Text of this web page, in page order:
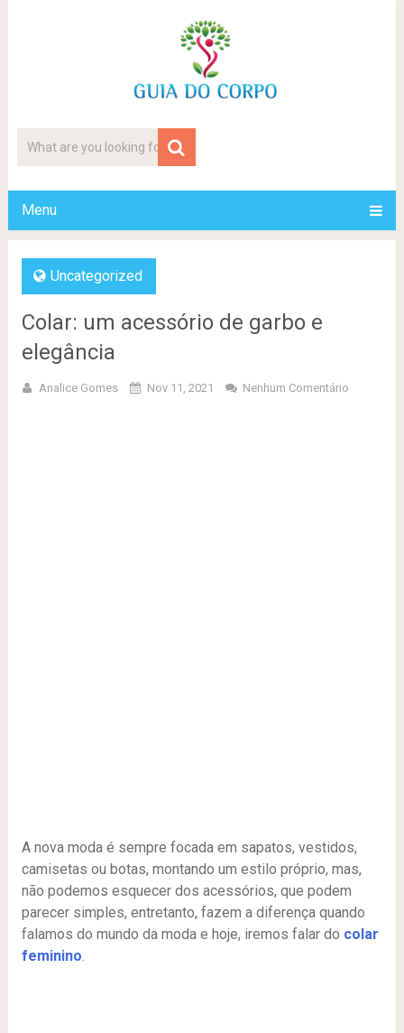
Menu
Uncategorized
Colar: um acessório de garbo e
elegância
Analice Gomes Nov 11, 2021 Nenhum Comentário
A nova moda é sempre focada em sapatos, vestidos,
camisetas ou botas, montando um estilo próprio, mas,
não podemos esquecer dos acessórios, que podem
parecer simples, entretanto, fazem a diferença quando
falamos do mundo da moda e hoje, iremos falar do colar
feminino.